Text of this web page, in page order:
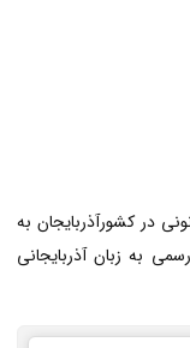
در کشورآذربایجان به
به زبان آذربایجانی